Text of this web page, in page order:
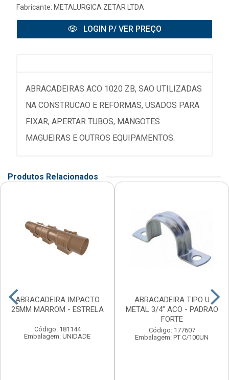
Fabricante: METALURGICA ZETAR LTDA
LOGIN P/ VER PREÇO
ABRACADEIRAS ACO 1020 ZB, SAO UTILIZADAS
NA CONSTRUCAO E REFORMAS, USADOS PARA
FIXAR, APERTAR TUBOS, MANGOTES
MAGUEIRAS E OUTROS EQUIPAMENTOS.
Produtos Relacionados
ABRACADEIRA IMPACTO
25MM MARROM - ESTRELA
Código: 181144
Embalagem: UNIDADE
ABRACADEIRA TIPO U
METAL 3/4” ACO - PADRAO
FORTE
Código: 177607
Embalagem: PT C/100UN